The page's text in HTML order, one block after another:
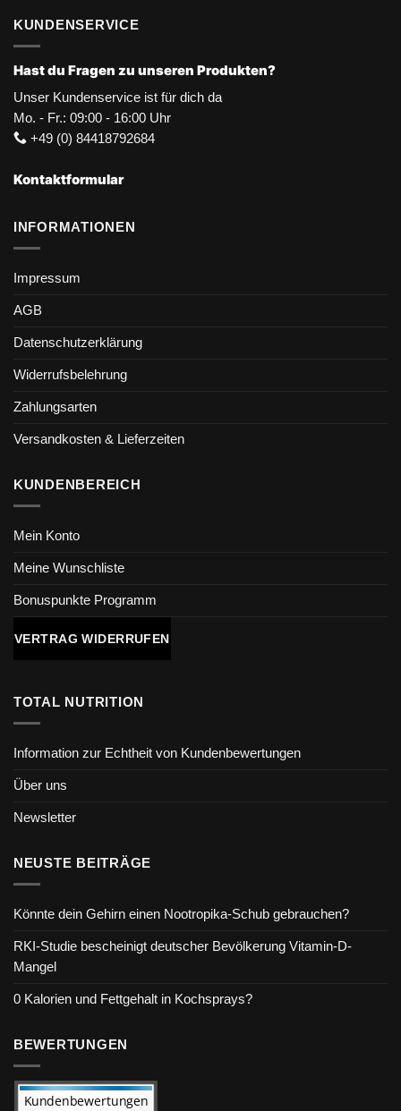
KUNDENSERVICE
Hast du Fragen zu unseren Produkten?
Unser Kundenservice ist für dich da
Mo. - Fr.: 09:00 - 16:00 Uhr
+49 (0) 84418792684
Kontaktformular
INFORMATIONEN
Impressum
AGB
Datenschutzerklärung
Widerrufsbelehrung
Zahlungsarten
Versandkosten & Lieferzeiten
KUNDENBEREICH
Mein Konto
Meine Wunschliste
Bonuspunkte Programm
VERTRAG WIDERRUFEN
TOTAL NUTRITION
Information zur Echtheit von Kundenbewertungen
Über uns
Newsletter
NEUSTE BEITRÄGE
Könnte dein Gehirn einen Nootropika-Schub gebrauchen?
RKI-Studie bescheinigt deutscher Bevölkerung Vitamin-D-
Mangel
0 Kalorien und Fettgehalt in Kochsprays?
BEWERTUNGEN